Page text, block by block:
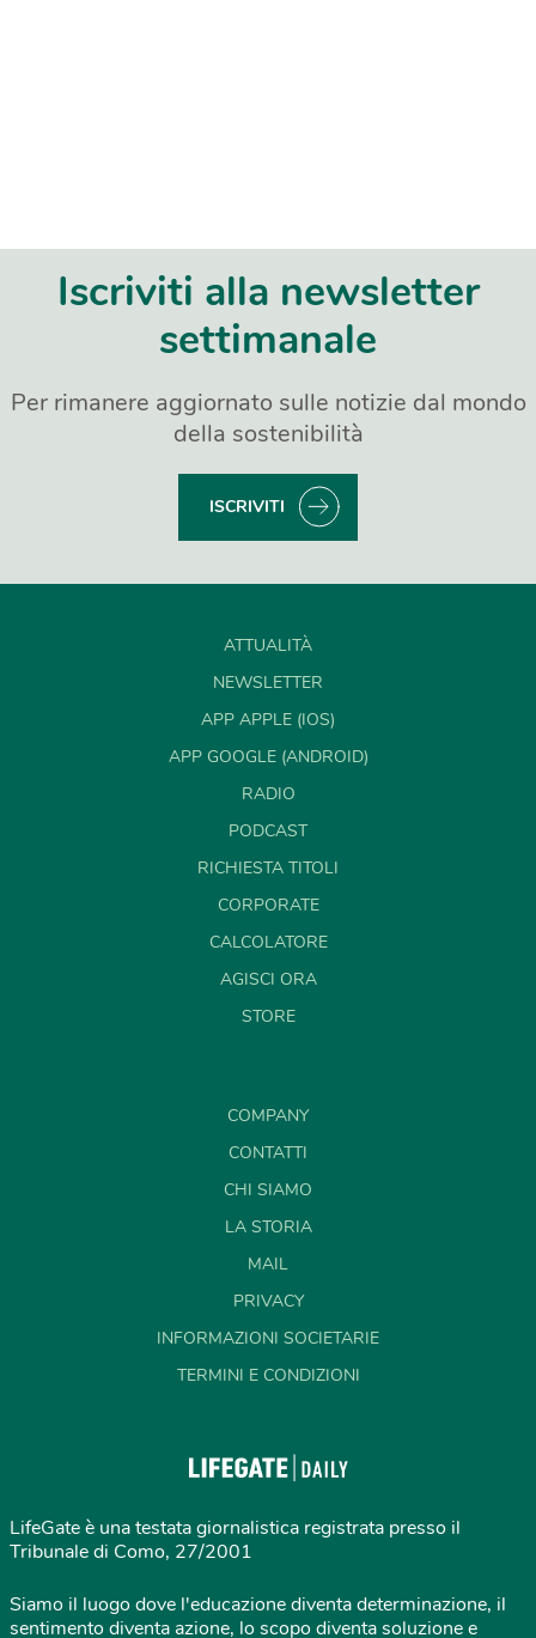
Iscriviti alla newsletter
settimanale
Per rimanere aggiornato sulle notizie dal mondo
della sostenibilità
ISCRIVITI
ATTUALITÀ
NEWSLETTER
APP APPLE (IOS)
APP GOOGLE (ANDROID)
RADIO
PODCAST
RICHIESTA TITOLI
CORPORATE
CALCOLATORE
AGISCI ORA
STORE
COMPANY
CONTATTI
CHI SIAMO
LA STORIA
MAIL
PRIVACY
INFORMAZIONI SOCIETARIE
TERMINI E CONDIZIONI
LifeGate è una testata giornalistica registrata presso il
Tribunale di Como, 27/2001
Siamo il luogo dove l'educazione diventa determinazione, il
sentimento diventa azione, lo scopo diventa soluzione e